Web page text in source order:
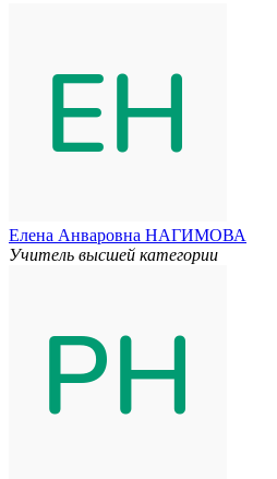
Елена Анваровна НАГИМОВА
Учитель высшей категории